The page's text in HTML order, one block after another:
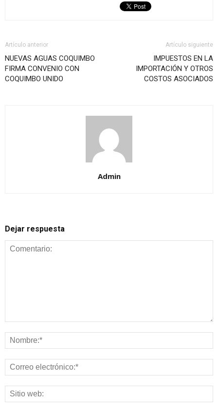
Artículo anterior
NUEVAS AGUAS COQUIMBO
FIRMA CONVENIO CON
COQUIMBO UNIDO
Artículo siguiente
IMPUESTOS EN LA
IMPORTACIÓN Y OTROS
COSTOS ASOCIADOS
Admin
Dejar respuesta